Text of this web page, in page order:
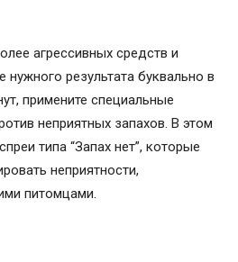
агрессивных средств и
нужного результата буквально в
примените специальные
неприятных запахов. В этом
типа “Запах нет”, которые
неприятности,
питомцами.